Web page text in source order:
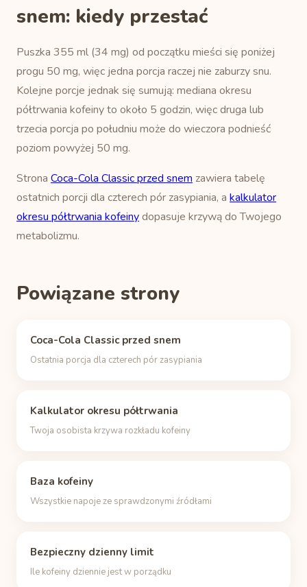
snem: kiedy przestać
Puszka 355 ml (34 mg) od początku mieści się poniżej
progu 50 mg, więc jedna porcja raczej nie zaburzy snu.
Kolejne porcje jednak się sumują: mediana okresu
półtrwania kofeiny to około 5 godzin, więc druga lub
trzecia porcja po południu może do wieczora podnieść
poziom powyżej 50 mg.
Strona Coca-Cola Classic przed snem zawiera tabelę
ostatnich porcji dla czterech pór zasypiania, a kalkulator
okresu półtrwania kofeinydopasuje krzywą do Twojego
metabolizmu.
Powiązane strony
Coca-Cola Classic przed snem
Ostatnia porcja dla czterech pór zasypiania
Kalkulator okresu półtrwania
Twoja osobista krzywa rozkładu kofeiny
Baza kofeiny
Wszystkie napoje ze sprawdzonymi źródłami
Bezpieczny dzienny limit
Ile kofeiny dziennie jest w porządku